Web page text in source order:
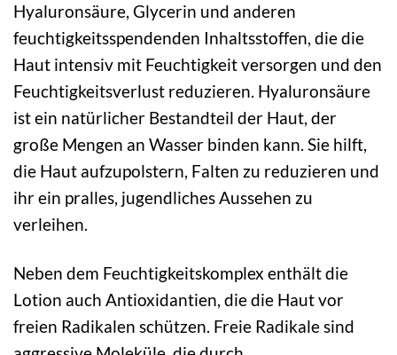
Hyaluronsäure, Glycerin und anderen
feuchtigkeitsspendenden Inhaltsstoffen, die die
Haut intensiv mit Feuchtigkeit versorgen und den
Feuchtigkeitsverlust reduzieren. Hyaluronsäure
ist ein natürlicher Bestandteil der Haut, der
große Mengen an Wasser binden kann. Sie hilft,
die Haut aufzupolstern, Falten zu reduzieren und
ihr ein pralles, jugendliches Aussehen zu
verleihen.
Neben dem Feuchtigkeitskomplex enthält die
Lotion auch Antioxidantien, die die Haut vor
freien Radikalen schützen. Freie Radikale sind